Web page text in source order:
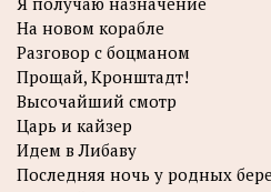
На новом корабле
Разговор с боцманом
Прощай, Кронштадт!
Высочайший смотр
Царь и кайзер
Идем в Либаву
Последняя ночь у родных